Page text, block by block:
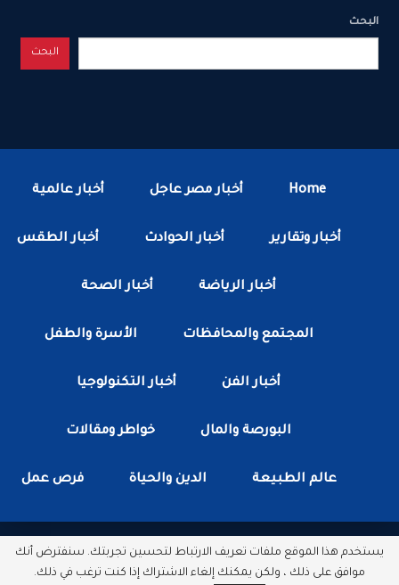
البحث
البحث
Home أخبار مصر عاجل أخبار عالمية
أخبار وتقارير أخبار الحوادث أخبار الطقس
أخبار الرياضة أخبار الصحة
المجتمع والمحافظات الأسرة والطفل
أخبار الفن أخبار التكنولوجيا
البورصة والمال خواطر ومقالات
عالم الطبيعة الدين والحياة فرص عمل
جميع الحقوق محفوظة لدى شبكة أخبار مصر الأن.
مطور بواسطة :سكتور وب
يستخدم هذا الموقع ملفات تعريف الارتباط لتحسين تجربتك. سنفترض أنك
موافق على ذلك ، ولكن يمكنك إلغاء الاشتراك إذا كنت ترغب في ذلك.